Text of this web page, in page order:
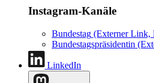
Instagram-Kanäle
Bundestag (Externer Link,
Bundestagspräsidentin
LinkedIn